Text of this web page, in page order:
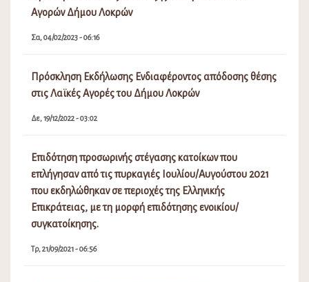
Αγορών Δήμου Λοκρών
Σα, 04/02/2023 - 06:16
Πρόσκληση Εκδήλωσης Ενδιαφέροντος απόδοσης θέσης
στις Λαϊκές Αγορές του Δήμου Λοκρών
Δε, 19/12/2022 - 03:02
Επιδότηση προσωρινής στέγασης κατοίκων που
επλήγησαν από τις πυρκαγιές Ιουλίου/Αυγούστου 2021
που εκδηλώθηκαν σε περιοχές της Ελληνικής
Επικράτειας, με τη μορφή επιδότησης ενοικίου/
συγκατοίκησης.
Τρ, 21/09/2021 - 06:56